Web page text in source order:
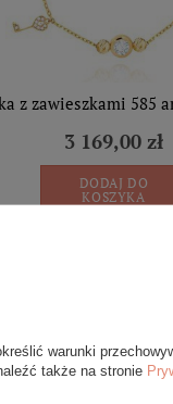
z zawieszkami 585
3 169,00 zł
DODAJ DO
KOSZYKA
warunki
także na stronie